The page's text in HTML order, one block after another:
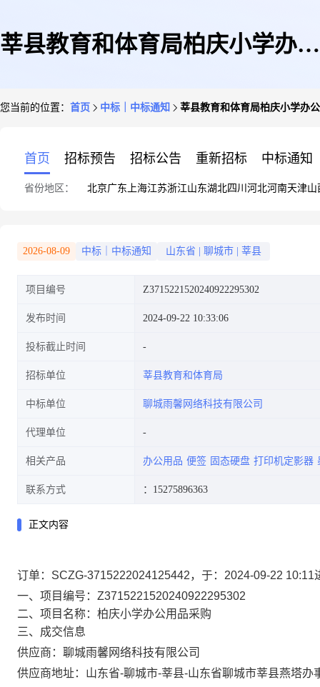
莘县教育和体育局柏庆小学办公
您当前的位置： 首页 中标｜中标通知 莘县教育和体育局柏庆小学办
首页 招标预告 招标公告 重新招标 中标通知
省份地区： 北京广东 上海江苏浙江山东湖北四川 河北河南天津山
2026-08-09 中标｜中标通知 山东省 聊城市 莘县
项目编号 Z3715221520240922295302
发布时间 2024-09-22 10:33:06
投标截止时间
招标单位 莘县教育和体育局
中标单位 聊城雨馨网络科技有限公司
代理单位
相关产品 办公用品 便签 固态硬盘 打印机定影器
联系方式 ：15275896363
正文内容
订单：SCZG-3715222024125442，于：2024-09-22
一、项目编号：Z3715221520240922295302
二、项目名称：柏庆小学办公用品采购
三、成交信息
供应商：聊城雨馨网络科技有限公司
供应商地址：山东省-聊城市-莘县-山东省聊城市莘县燕塔办